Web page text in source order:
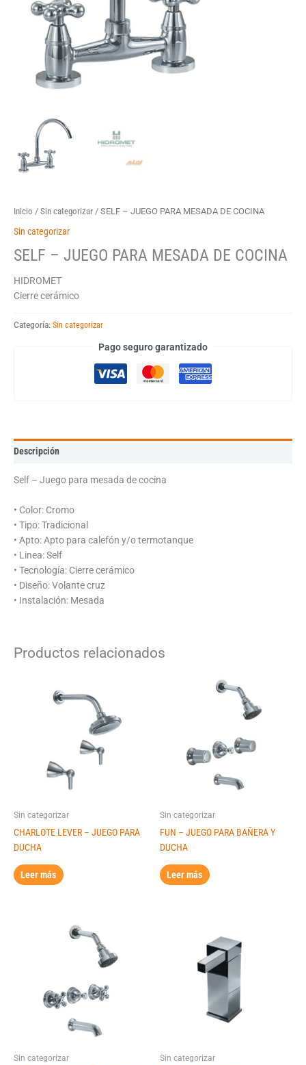
Inicio / Sin categorizar / SELF – JUEGO PARA MESADA DE COCINA
Sin categorizar
SELF – JUEGO PARA MESADA DE COCINA
HIDROMET
Cierre cerámico
Categoría: Sin categorizar
Pago seguro garantizado
Descripción
Self – Juego para mesada de cocina
• Color: Cromo
• Tipo: Tradicional
• Apto: Apto para calefón y/o termotanque
• Linea: Self
• Tecnología: Cierre cerámico
• Diseño: Volante cruz
• Instalación: Mesada
Productos relacionados
Sin categorizar
CHARLOTE LEVER – JUEGO PARA
DUCHA
Leer más
Sin categorizar
FUN – JUEGO PARA BAÑERA Y
DUCHA
Leer más
Sin categorizar Sin categorizar